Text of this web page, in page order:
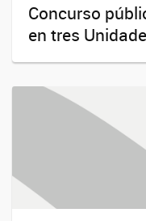
Concurso
en tres